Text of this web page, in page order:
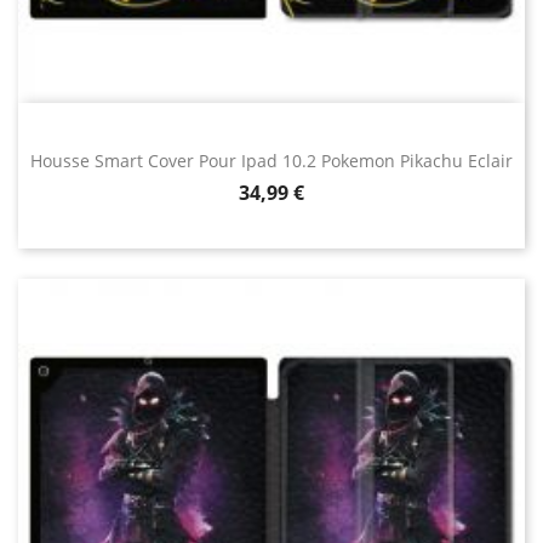
Housse Smart Cover Pour Ipad 10.2 Pokemon Pikachu Eclair
Prix
34,99 €